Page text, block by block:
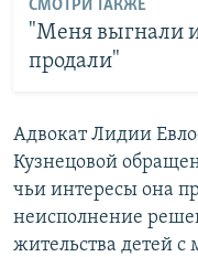
СМОТРИ ТАКЖЕ
"Меня выгнали
продали"
Адвокат Лидии
Кузнецовой
чьи интересы она
неисполнение
жительства детей с